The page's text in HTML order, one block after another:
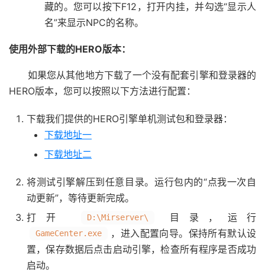
藏的。您可以按下F12，打开内挂，并勾选“显示人
名”来显示NPC的名称。
使用外部下载的HERO版本：
如果您从其他地方下载了一个没有配套引擎和登录器的
HERO版本，您可以按照以下方法进行配置：
下载我们提供的HERO引擎单机测试包和登录器：
下载地址一
下载地址二
将测试引擎解压到任意目录。运行包内的“点我一次自
动更新”，等待更新完成。
打开
D:\Mirserver\ 目录，运行
GameCenter.exe
，进入配置向导。保持所有默认设
置，保存数据后点击启动引擎，检查所有程序是否成功
启动。